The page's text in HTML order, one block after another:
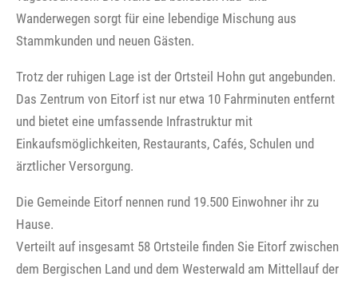
Wanderwegen sorgt für eine lebendige Mischung aus
Stammkunden und neuen Gästen.
Trotz der ruhigen Lage ist der Ortsteil Hohn gut angebunden.
Das Zentrum von Eitorf ist nur etwa 10 Fahrminuten entfernt
und bietet eine umfassende Infrastruktur mit
Einkaufsmöglichkeiten, Restaurants, Cafés, Schulen und
ärztlicher Versorgung.
Die Gemeinde Eitorf nennen rund 19.500 Einwohner ihr zu
Hause.
Verteilt auf insgesamt 58 Ortsteile finden Sie Eitorf zwischen
dem Bergischen Land und dem Westerwald am Mittellauf der